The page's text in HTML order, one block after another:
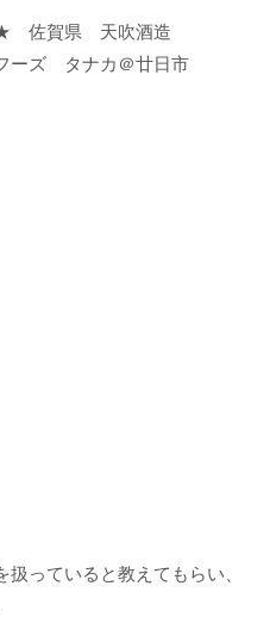
佐賀県 天吹酒造
ーズ タナカ＠廿日市
っていると教えてもらい、